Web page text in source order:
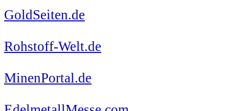
GoldSeiten.de
Rohstoff-Welt.de
MinenPortal.de